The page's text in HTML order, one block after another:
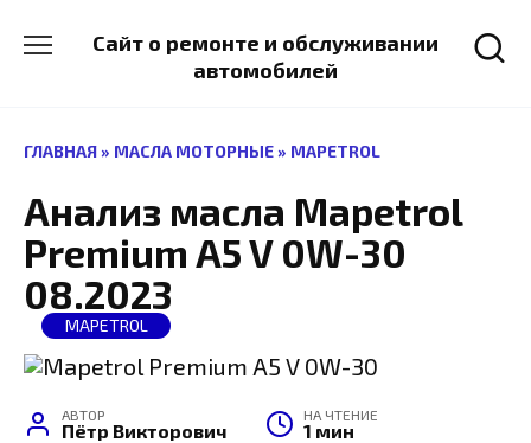
содержанию
Сайт о ремонте и обслуживании
автомобилей
ГЛАВНАЯ » МАСЛА МОТОРНЫЕ » MAPETROL
Анализ масла Mapetrol
Premium A5 V 0W-30
08.2023
MAPETROL
АВТОР
Пётр Викторович
НА ЧТЕНИЕ
1 мин